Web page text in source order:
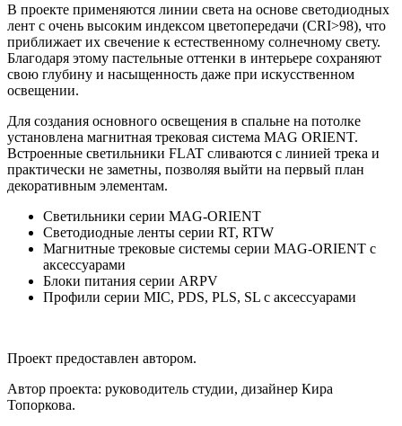
В проекте применяются линии света на основе светодиодных
лент с очень высоким индексом цветопередачи (CRI>98), что
приближает их свечение к естественному солнечному свету.
Благодаря этому пастельные оттенки в интерьере сохраняют
свою глубину и насыщенность даже при искусственном
освещении.
Для создания основного освещения в спальне на потолке
установлена магнитная трековая система MAG ORIENT.
Встроенные светильники FLAT сливаются с линией трека и
практически не заметны, позволяя выйти на первый план
декоративным элементам.
Светильники серии MAG-ORIENT
Светодиодные ленты серии RT, RTW
Магнитные трековые системы серии MAG-ORIENT с
аксессуарами
Блоки питания серии ARPV
Профили серии MIC, PDS, PLS, SL с аксессуарами
Проект предоставлен автором.
Автор проекта: руководитель студии, дизайнер Кира
Топоркова.